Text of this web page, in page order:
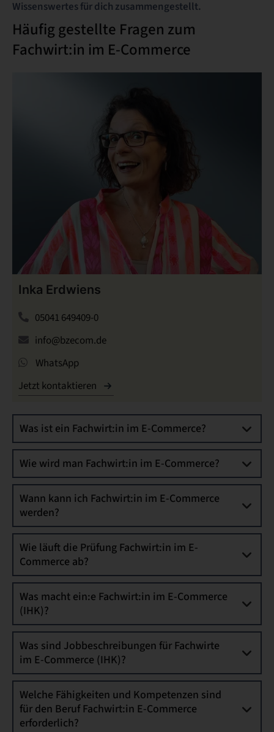
Wissenswertes für dich zusammengestellt.
Häufig gestellte Fragen zum
Fachwirt:in im E-Commerce
Inka Erdwiens
05041 649409-0
info@bzecom.de
WhatsApp
Jetzt kontaktieren
Was ist ein Fachwirt:in im E-Commerce?
Wie wird man Fachwirt:in im E-Commerce?
Wann kann ich Fachwirt:in im E-Commerce
werden?
Wie läuft die Prüfung Fachwirt:in im E-
Commerce ab?
Was macht ein:e Fachwirt:in im E-Commerce
(IHK)?
Was sind Jobbeschreibungen für Fachwirte
im E-Commerce (IHK)?
Welche Fähigkeiten und Kompetenzen sind
für den Beruf Fachwirt:in E-Commerce
erforderlich?